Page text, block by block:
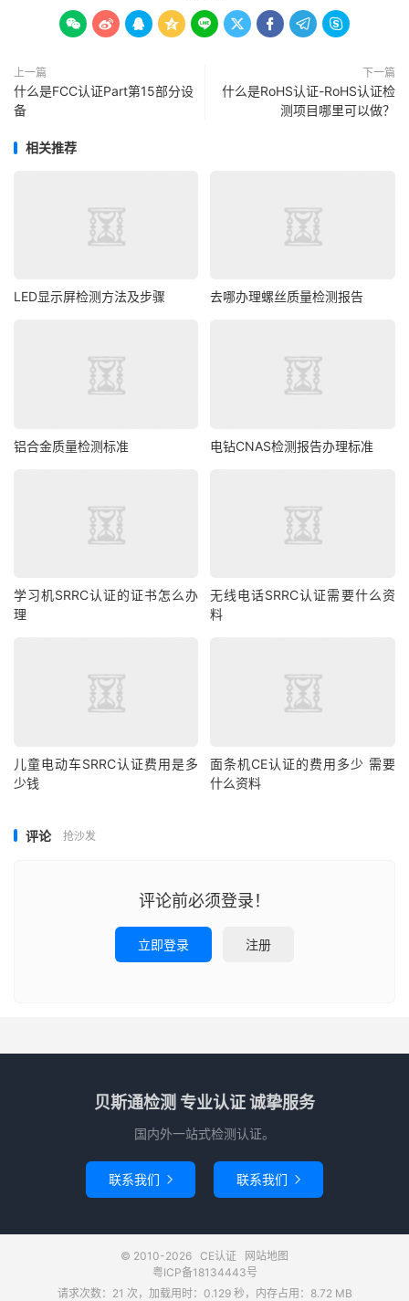
        
上一篇
什么是FCC认证Part第15部分设
备
下一篇
什么是RoHS认证-RoHS认证检
测项目哪里可以做？
相关推荐
LED显示屏检测方法及步骤 去哪办理螺丝质量检测报告
铝合金质量检测标准 电钻CNAS检测报告办理标准
学习机SRRC认证的证书怎么办
理
无线电话SRRC认证需要什么资
料
儿童电动车SRRC认证费用是多
少钱
面条机CE认证的费用多少 需要
什么资料
评论 抢沙发
评论前必须登录！
立即登录 注册
贝斯通检测 专业认证 诚挚服务
国内外一站式检测认证。
联系我们  联系我们 
© 2010-2026 CE认证
网站地图
粤ICP备18134443号
请求次数：21 次，加载用时：0.129 秒，内存占用：8.72 MB